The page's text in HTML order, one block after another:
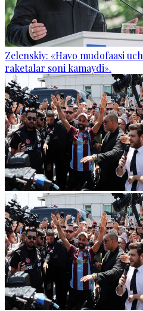
Zelenskiy: «Havo mudofaasi
raketalar soni kamaydi».